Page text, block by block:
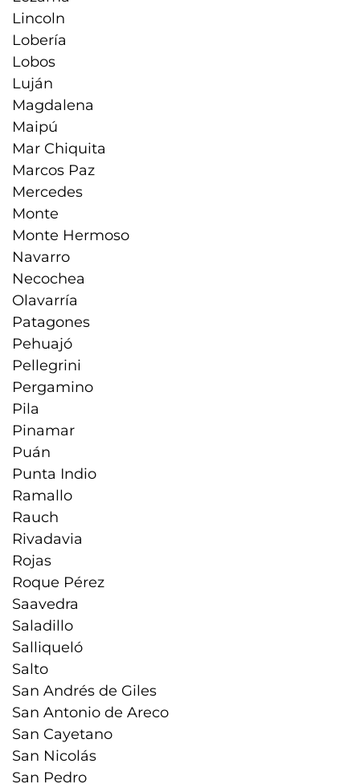
Lincoln
Lobería
Lobos
Luján
Magdalena
Maipú
Mar Chiquita
Marcos Paz
Mercedes
Monte
Monte Hermoso
Navarro
Necochea
Olavarría
Patagones
Pehuajó
Pellegrini
Pergamino
Pila
Pinamar
Puán
Punta Indio
Ramallo
Rauch
Rivadavia
Rojas
Roque Pérez
Saavedra
Saladillo
Salliqueló
Salto
San Andrés de Giles
San Antonio de Areco
San Cayetano
San Nicolás
San Pedro